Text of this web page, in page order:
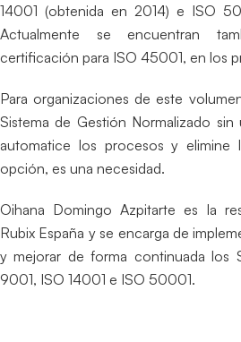
14001 (obtenida en 2014) e ISO
Actualmente se encuentran
certificación para ISO 45001, en los
Para organizaciones de este
Sistema de Gestión Normalizado
automatice los procesos y
opción, es una necesidad.
Oihana Domingo Azpitarte es la
Rubix España y se encarga de
y mejorar de forma continuada los
9001, ISO 14001 e ISO 50001.